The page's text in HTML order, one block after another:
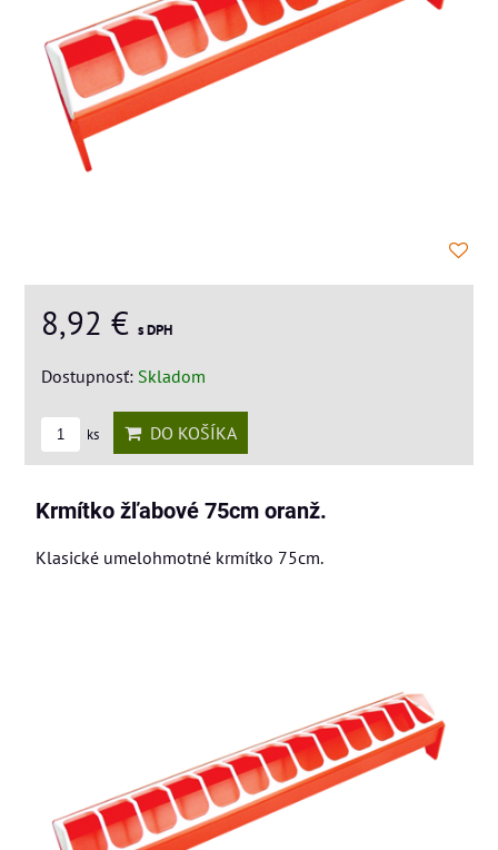
8,92 € s DPH
Dostupnosť: Skladom
ks DO KOŠÍKA
Krmítko žľabové 75cm oranž.
Klasické umelohmotné krmítko 75cm.